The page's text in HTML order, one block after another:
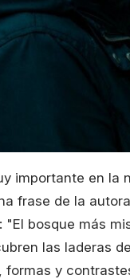
importante en la
frase de la
bosque más
las laderas
formas y